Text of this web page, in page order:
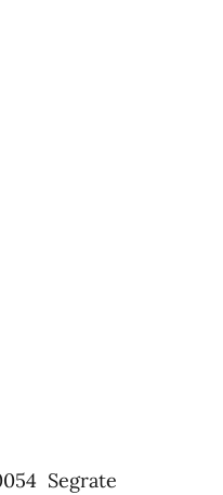
Segrate